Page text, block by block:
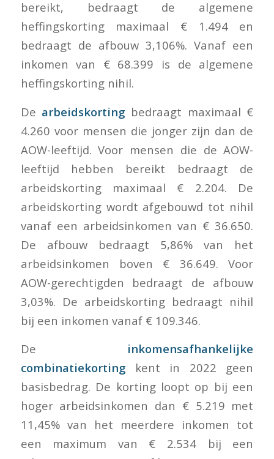
bereikt, bedraagt de algemene
heffingskorting maximaal € 1.494 en
bedraagt de afbouw 3,106%. Vanaf een
inkomen van € 68.399 is de algemene
heffingskorting nihil.
De arbeidskorting bedraagt maximaal €
4.260 voor mensen die jonger zijn dan de
AOW-leeftijd. Voor mensen die de AOW-
leeftijd hebben bereikt bedraagt de
arbeidskorting maximaal € 2.204. De
arbeidskorting wordt afgebouwd tot nihil
vanaf een arbeidsinkomen van € 36.650.
De afbouw bedraagt 5,86% van het
arbeidsinkomen boven € 36.649. Voor
AOW-gerechtigden bedraagt de afbouw
3,03%. De arbeidskorting bedraagt nihil
bij een inkomen vanaf € 109.346.
De inkomensafhankelijke
combinatiekorting kent in 2022 geen
basisbedrag. De korting loopt op bij een
hoger arbeidsinkomen dan € 5.219 met
11,45% van het meerdere inkomen tot
een maximum van € 2.534 bij een